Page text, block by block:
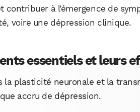
contribuer à l’émergence de
voire une dépression clinique.
essentiels et leurs
plasticité neuronale et la
accru de dépression.